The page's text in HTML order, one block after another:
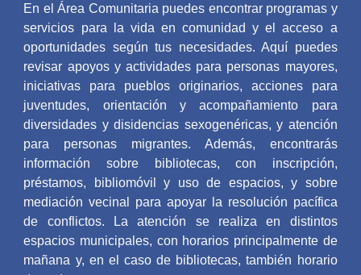
En el Área Comunitaria puedes encontrar programas y
servicios para la vida en comunidad y el acceso a
oportunidades según tus necesidades. Aquí puedes
revisar apoyos y actividades para personas mayores,
iniciativas para pueblos originarios, acciones para
juventudes, orientación y acompañamiento para
diversidades y disidencias sexogenéricas, y atención
para personas migrantes. Además, encontrarás
información sobre bibliotecas, con inscripción,
préstamos, bibliomóvil y uso de espacios, y sobre
mediación vecinal para apoyar la resolución pacífica
de conflictos. La atención se realiza en distintos
espacios municipales, con horarios principalmente de
mañana y, en el caso de bibliotecas, también horario